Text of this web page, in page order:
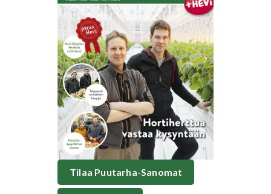
Tilaa Puutarha-Sanomat